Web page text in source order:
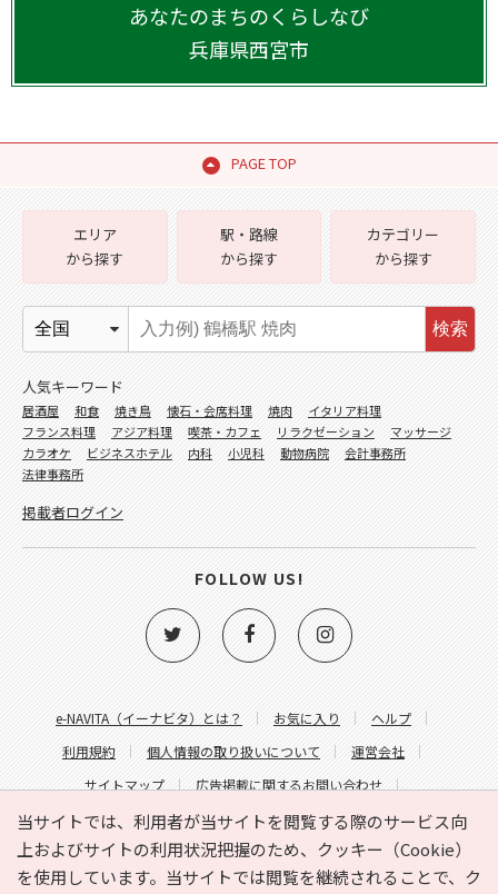
あなたのまちのくらしなび
兵庫県西宮市
PAGE TOP
当サイトでは、利用者が当サイトを閲覧する際のサービス向
上およびサイトの利用状況把握のため、クッキー（Cookie）
を使用しています。当サイトでは閲覧を継続されることで、ク
e-NAVITA（イーナビタ）とは？ お気に入り
ヘルプ
利用規約
個人情報の取り扱いについて
運営会社
サイトマップ
広告掲載に関するお問い合わせ
サイトの内容に関するお問い合わせ
エリア
から探す
駅・路線
から探す
カテゴリー
から探す
検索
人気キーワード
居酒屋 和食 焼き鳥 懐石・会席料理 焼肉
イタリア料理
フランス料理
アジア料理 喫茶・カフェ リラクゼーション
マッサージ
カラオケ
ビジネスホテル 内科 小児科 動物病院
会計事務所
法律事務所
掲載者ログイン
FOLLOW US!